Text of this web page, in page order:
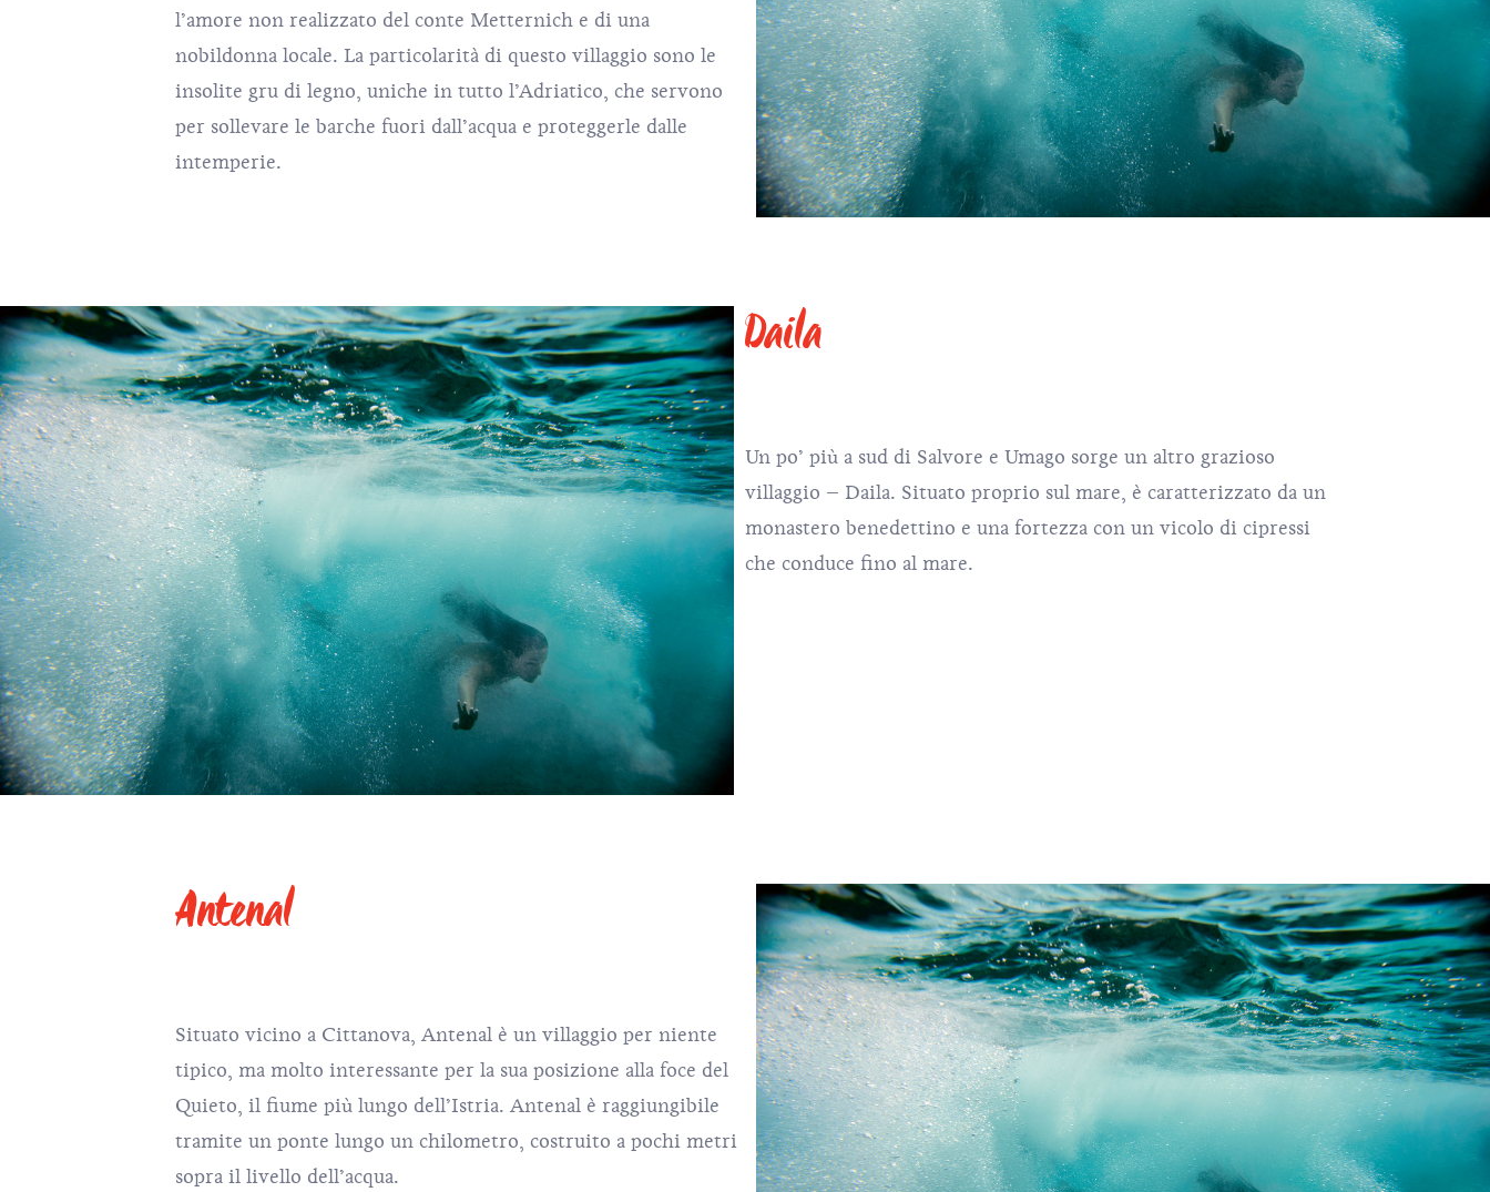
l’amore non realizzato del conte Metternich e di una
nobildonna locale. La particolarità di questo villaggio sono le
insolite gru di legno, uniche in tutto l’Adriatico, che servono
per sollevare le barche fuori dall’acqua e proteggerle dalle
intemperie.
Daila
Un po’ più a sud di Salvore e Umago sorge un altro grazioso
villaggio – Daila. Situato proprio sul mare, è caratterizzato da un
monastero benedettino e una fortezza con un vicolo di cipressi
che conduce fino al mare.
Antenal
Situato vicino a Cittanova, Antenal è un villaggio per niente
tipico, ma molto interessante per la sua posizione alla foce del
Quieto, il fiume più lungo dell’Istria. Antenal è raggiungibile
tramite un ponte lungo un chilometro, costruito a pochi metri
sopra il livello dell’acqua.